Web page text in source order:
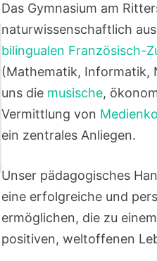
Das Gymnasium am
naturwissenschaftlich
bilingualen Französisch-
(Mathematik, Informatik,
uns die musische,
Vermittlung von
ein zentrales Anliegen.
Unser pädagogisches
eine erfolgreiche und
ermöglichen, die zu
positiven, weltoffenen